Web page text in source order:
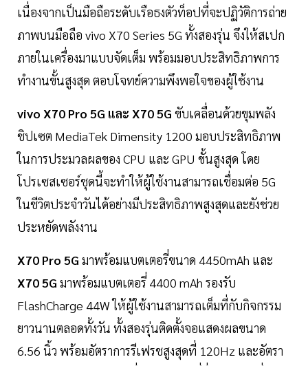
เนื่องจากเป็นมือถือระดับเรือธงตัวท็อปที่จะปฏิวัติการถ่าย
ภาพบนมือถือ vivo X70 Series 5G ทั้งสองรุ่น จึงให้สเปก
ภายในเครื่องมาแบบจัดเต็ม พร้อมมอบประสิทธิภาพการ
ทำงานขั้นสูงสุด ตอบโจทย์ความพึงพอใจของผู้ใช้งาน
vivo X70 Pro 5G และ X70 5G ขับเคลื่อนด้วยขุมพลัง
ชิปเซต MediaTek Dimensity 1200 มอบประสิทธิภาพ
ในการประมวลผลของ CPU และ GPU ขั้นสูงสุด โดย
โปรเซสเซอร์ชุดนี้จะทำให้ผู้ใช้งานสามารถเชื่อมต่อ 5G
ในชีวิตประจำวันได้อย่างมีประสิทธิภาพสูงสุดและยังช่วย
ประหยัดพลังงาน
X70 Pro 5G มาพร้อมแบตเตอรี่ขนาด 4450mAh และ
X70 5G มาพร้อมแบตเตอรี่ 4400 mAh รองรับ
FlashCharge 44W ให้ผู้ใช้งานสามารถเต็มที่กับกิจกรรม
ยาวนานตลอดทั้งวัน ทั้งสองรุ่นติดตั้งจอแสดงผลขนาด
6.56 นิ้ว พร้อมอัตราการรีเฟรชสูงสุดที่ 120Hz และอัตรา